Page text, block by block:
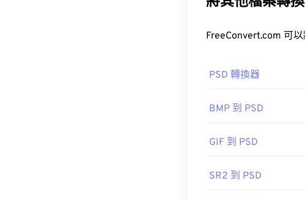
式。有多種程式可用
有用連結：
Adobe 產品的免費替代
由於 PSD 檔案體積
PSD 轉換器
BMP 到 PSD
GIF 到 PSD
SR2 到 PSD